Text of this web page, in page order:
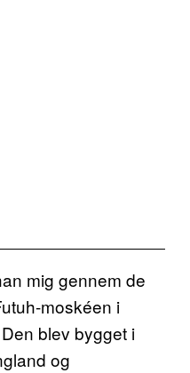
mig gennem de
moskéen i
blev bygget i
og